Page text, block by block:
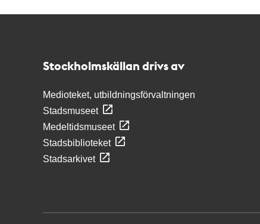
Stockholmskällan drivs av
Medioteket, utbildningsförvaltningen
Stadsmuseet
Medeltidsmuseet
Stadsbiblioteket
Stadsarkivet